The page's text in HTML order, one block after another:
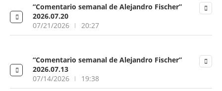
“Comentario semanal de Alejandro Fischer”
2026.07.20
07/21/2026
20:27
“Comentario semanal de Alejandro Fischer”
2026.07.13
07/14/2026
19:38